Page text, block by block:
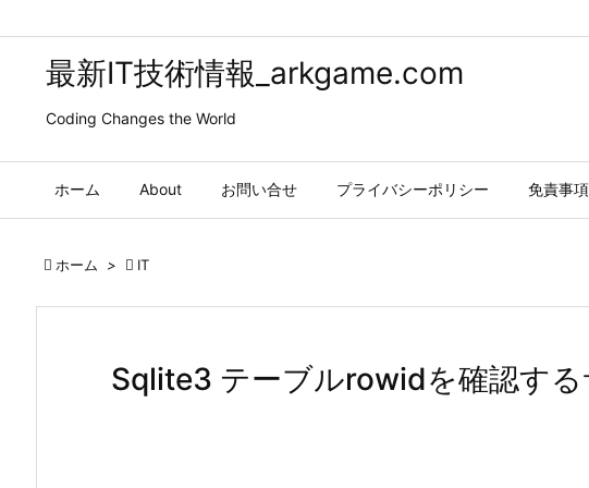
最新IT技術情報_arkgame.com
Coding Changes the World
ホーム About お問い合せ プライバシーポリシー 免責事項
 ホーム >  IT
Sqlite3 テーブルrowidを確認す